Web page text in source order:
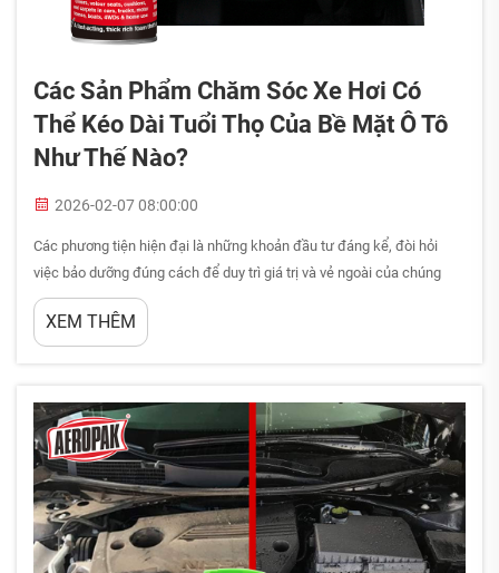
Các Sản Phẩm Chăm Sóc Xe Hơi Có
Thể Kéo Dài Tuổi Thọ Của Bề Mặt Ô Tô
Như Thế Nào?
2026-02-07 08:00:00
Các phương tiện hiện đại là những khoản đầu tư đáng kể, đòi hỏi
việc bảo dưỡng đúng cách để duy trì giá trị và vẻ ngoài của chúng
theo thời gian. Bề mặt ô tô liên tục chịu tác động từ các yếu tố môi
trường khắc nghiệt, bao gồm tia UV, mưa axit, muối đường...
XEM THÊM